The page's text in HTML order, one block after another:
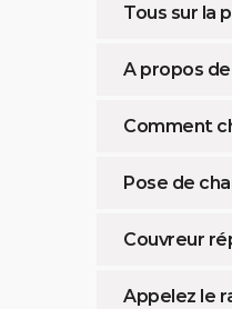
Tous sur la
A propos
Comment
Pose de
Couvreur
Appelez le